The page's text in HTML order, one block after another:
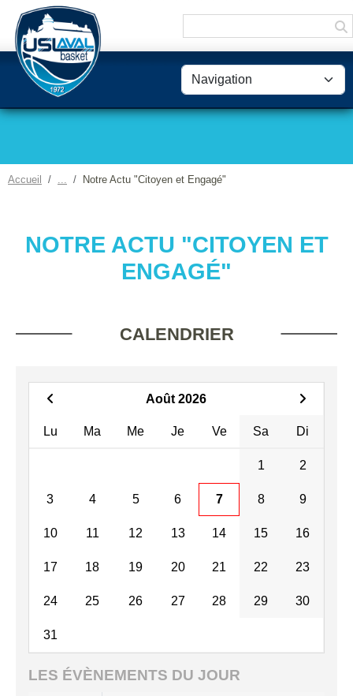
Accueil Notre Actu "Citoyen et Engagé"
NOTRE ACTU "CITOYEN ET
ENGAGÉ"
CALENDRIER
Août 2026
Lu Ma Me Je Ve Sa Di
1 2
3 4 5 6 7 8 9
10 11 12 13 14 15 16
17 18 19 20 21 22 23
24 25 26 27 28 29 30
31
LES ÉVÈNEMENTS DU JOUR
Panneau de gestion des cookies